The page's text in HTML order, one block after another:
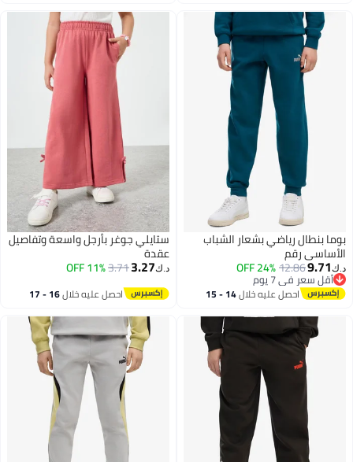
بوما بنطال رياضي بشعار الشباب
الأساسي رقم
د.ك‏9.71
12.86
24% OFF
أقل سعر في 7 يوم
أقل سعر في 7 يوماحصل عليه خلال 14 - 15
ستايلي جوغر بأرجل واسعة وتفاصيل
عقدة
د.ك‏3.27
3.71
11% OFF
احصل عليه خلال 16 - 17